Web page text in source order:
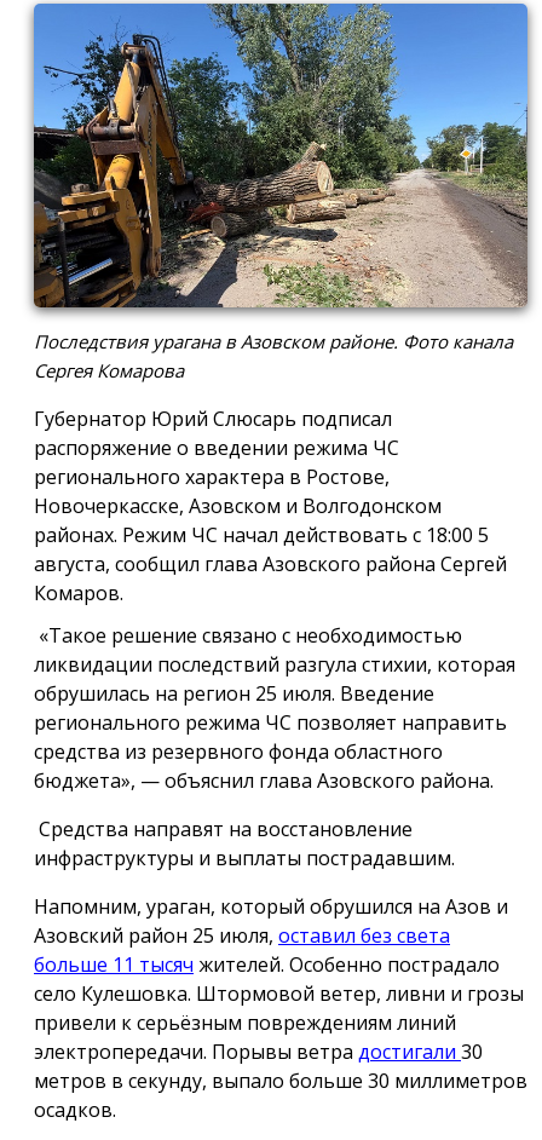
Последствия урагана в Азовском районе. Фото канала
Сергея Комарова
Губернатор Юрий Слюсарь подписал
распоряжение о введении режима ЧС
регионального характера в Ростове,
Новочеркасске, Азовском и Волгодонском
районах. Режим ЧС начал действовать с 18:00 5
августа, сообщил глава Азовского района Сергей
Комаров.
«Такое решение связано с необходимостью
ликвидации последствий разгула стихии, которая
обрушилась на регион 25 июля. Введение
регионального режима ЧС позволяет направить
средства из резервного фонда областного
бюджета», — объяснил глава Азовского района.
Средства направят на восстановление
инфраструктуры и выплаты пострадавшим.
Напомним, ураган, который обрушился на Азов и
Азовский район 25 июля, оставил без света
больше 11 тысяч жителей. Особенно пострадало
село Кулешовка. Штормовой ветер, ливни и грозы
привели к серьёзным повреждениям линий
электропередачи. Порывы ветра достигали 30
метров в секунду, выпало больше 30 миллиметров
осадков.